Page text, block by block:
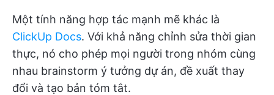
Một tính năng hợp tác mạnh mẽ khác là
ClickUp Docs. Với khả năng chỉnh sửa thời gian
thực, nó cho phép mọi người trong nhóm cùng
nhau brainstorm ý tưởng dự án, đề xuất thay
đổi và tạo bản tóm tắt.